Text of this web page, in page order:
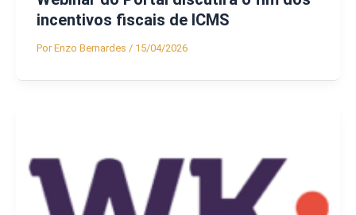
incentivos fiscais de ICMS
PorEnzo Bernardes / 15/04/2026